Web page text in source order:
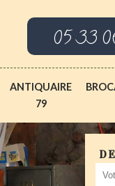
05 33
ANTIQUAIRE
79